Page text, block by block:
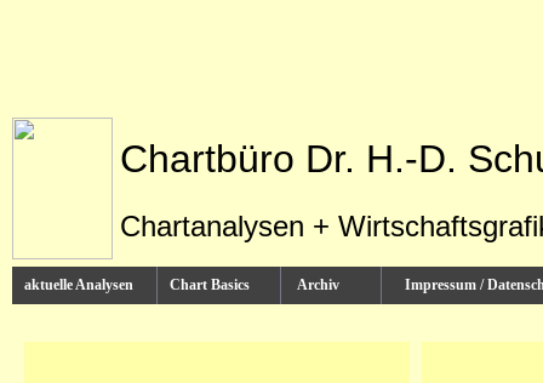
Chartbüro Dr. H.-D.
Chartanalysen +
aktuelle Analysen Chart Basics Archiv Impressum /